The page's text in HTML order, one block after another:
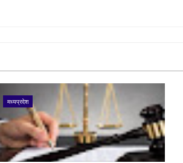
मध्यप्रदेश